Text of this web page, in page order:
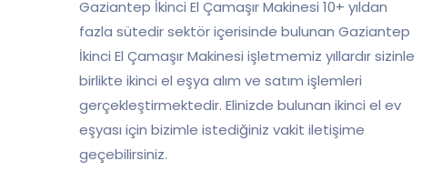
Gaziantep İkinci El Çamaşır Makinesi 10+ yıldan
fazla sütedir sektör içerisinde bulunan Gaziantep
İkinci El Çamaşır Makinesi işletmemiz yıllardır sizinle
birlikte ikinci el eşya alım ve satım işlemleri
gerçekleştirmektedir. Elinizde bulunan ikinci el ev
eşyası için bizimle istediğiniz vakit iletişime
geçebilirsiniz.